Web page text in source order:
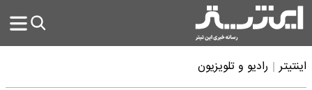
اینتیتر رادیو و تلویزیون